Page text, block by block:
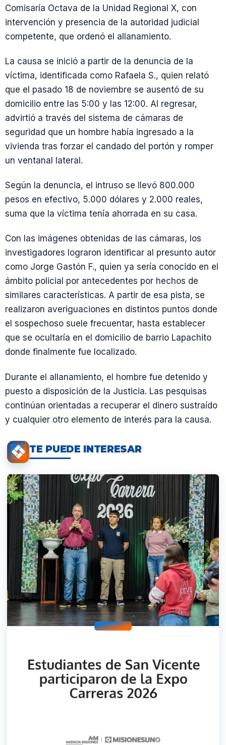
Comisaría Octava de la Unidad Regional X, con
intervención y presencia de la autoridad judicial
competente, que ordenó el allanamiento.
La causa se inició a partir de la denuncia de la
víctima, identificada como Rafaela S., quien relató
que el pasado 18 de noviembre se ausentó de su
domicilio entre las 5:00 y las 12:00. Al regresar,
advirtió a través del sistema de cámaras de
seguridad que un hombre había ingresado a la
vivienda tras forzar el candado del portón y romper
un ventanal lateral.
Según la denuncia, el intruso se llevó 800.000
pesos en efectivo, 5.000 dólares y 2.000 reales,
suma que la víctima tenía ahorrada en su casa.
Con las imágenes obtenidas de las cámaras, los
investigadores lograron identificar al presunto autor
como Jorge Gastón F., quien ya sería conocido en el
ámbito policial por antecedentes por hechos de
similares características. A partir de esa pista, se
realizaron averiguaciones en distintos puntos donde
el sospechoso suele frecuentar, hasta establecer
que se ocultaría en el domicilio de barrio Lapachito
donde finalmente fue localizado.
Durante el allanamiento, el hombre fue detenido y
puesto a disposición de la Justicia. Las pesquisas
continúan orientadas a recuperar el dinero sustraído
y cualquier otro elemento de interés para la causa.
TE PUEDE INTERESAR